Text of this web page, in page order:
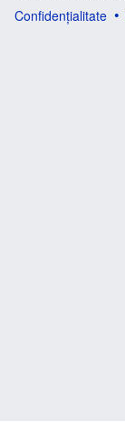
Confidențialitate